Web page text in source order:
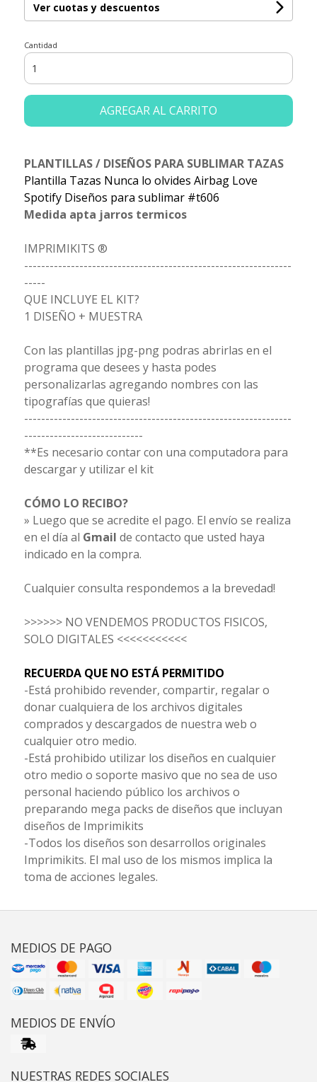
Ver cuotas y descuentos
Cantidad
AGREGAR AL CARRITO
PLANTILLAS / DISEÑOS PARA SUBLIMAR TAZAS
Plantilla Tazas Nunca lo olvides Airbag Love
Spotify Diseños para sublimar #t606
Medida apta jarros termicos
IMPRIMIKITS ®
---------------------------------------------------------------
-----
QUE INCLUYE EL KIT?
1 DISEÑO + MUESTRA
Con las plantillas jpg-png podras abrirlas en el
programa que desees y hasta podes
personalizarlas agregando nombres con las
tipografías que quieras!
---------------------------------------------------------------
----------------------------
**Es necesario contar con una computadora para
descargar y utilizar el kit
CÓMO LO RECIBO?
» Luego que se acredite el pago. El envío se realiza
en el día al Gmail de contacto que usted haya
indicado en la compra.
Cualquier consulta respondemos a la brevedad!
>>>>>> NO VENDEMOS PRODUCTOS FISICOS,
SOLO DIGITALES <<<<<<<<<<<
RECUERDA QUE NO ESTÁ PERMITIDO
-Está prohibido revender, compartir, regalar o
donar cualquiera de los archivos digitales
comprados y descargados de nuestra web o
cualquier otro medio.
-Está prohibido utilizar los diseños en cualquier
otro medio o soporte masivo que no sea de uso
personal haciendo público los archivos o
preparando mega packs de diseños que incluyan
diseños de Imprimikits
-Todos los diseños son desarrollos originales
Imprimikits. El mal uso de los mismos implica la
toma de acciones legales.
MEDIOS DE PAGO
MEDIOS DE ENVÍO
NUESTRAS REDES SOCIALES